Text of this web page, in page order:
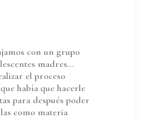
con un grupo
madres…
el proceso
había que hacerle
para después poder
como materia